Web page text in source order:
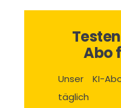
Abo
Unser KI-
täglich